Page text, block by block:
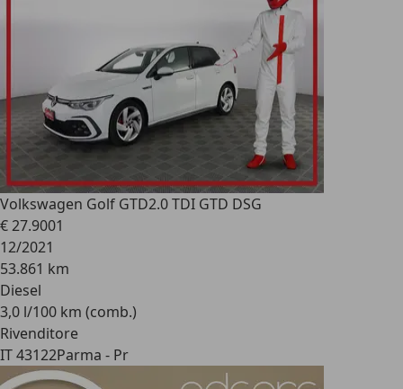
Volkswagen Golf GTD2.0 TDI GTD DSG
€ 27.9001
12/2021
53.861 km
Diesel
3,0 l/100 km (comb.)
Rivenditore
IT 43122Parma - Pr